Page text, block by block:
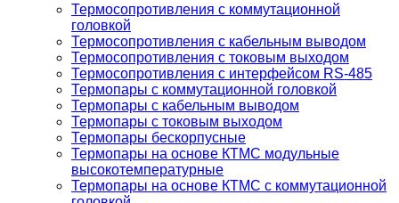
Термосопротивления с коммутационной
головкой
Термосопротивления с кабельным выводом
Термосопротивления с токовым выходом
Термосопротивления с интерфейсом RS-485
Термопары с коммутационной головкой
Термопары с кабельным выводом
Термопары с токовым выходом
Термопары бескорпусные
Термопары на основе КТМС модульные
высокотемпературные
Термопары на основе КТМС с коммутационной